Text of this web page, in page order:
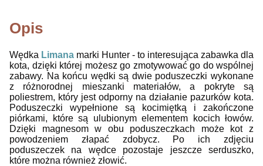
Opis
Wędka Limana marki Hunter - to interesująca zabawka dla
kota, dzięki której możesz go zmotywować go do wspólnej
zabawy. Na końcu wędki są dwie poduszeczki wykonane
z różnorodnej mieszanki materiałów, a pokryte są
poliestrem, który jest odporny na działanie pazurków kota.
Poduszeczki wypełnione są kocimiętką i zakończone
piórkami, które są ulubionym elementem kocich łowów.
Dzięki magnesom w obu poduszeczkach może kot z
powodzeniem złapać zdobycz. Po ich zdjęciu
poduszeczek na wędce pozostaje jeszcze serduszko,
które można również złowić.